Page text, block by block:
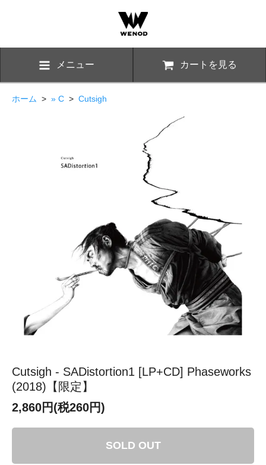
メニュー カートを見る
ホーム > » C > Cutsigh
Cutsigh - SADistortion1 [LP+CD] Phaseworks
(2018)【限定】
2,860円(税260円)
SOLD OUT